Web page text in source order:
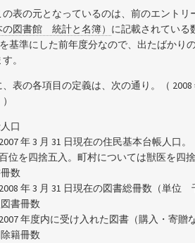
の表の元となっているのは、前のエントリ
の図書館 統計と名簿） に記載されている
基準にした前年度分なので、出たばかり
。
、表の各項目の定義は、次の通り。（
口
2007 年 3 月 31 日現在の住民基本台帳人口
位を四捨五入。町村については獣医を四
数
2008 年 3 月 31 日現在の図書総冊数（単位
書冊数
2007 年度内に受け入れた図書（購入・寄贈
籍冊数